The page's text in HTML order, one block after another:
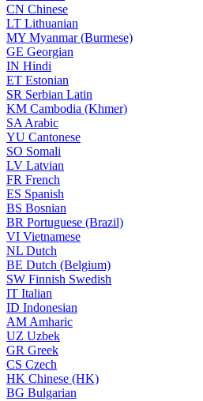
CN Chinese
LT Lithuanian
MY Myanmar (Burmese)
GE Georgian
IN Hindi
ET Estonian
SR Serbian Latin
KM Cambodia (Khmer)
SA Arabic
YU Cantonese
SO Somali
LV Latvian
FR French
ES Spanish
BS Bosnian
BR Portuguese (Brazil)
VI Vietnamese
NL Dutch
BE Dutch (Belgium)
SW Finnish Swedish
IT Italian
ID Indonesian
AM Amharic
UZ Uzbek
GR Greek
CS Czech
HK Chinese (HK)
BG Bulgarian